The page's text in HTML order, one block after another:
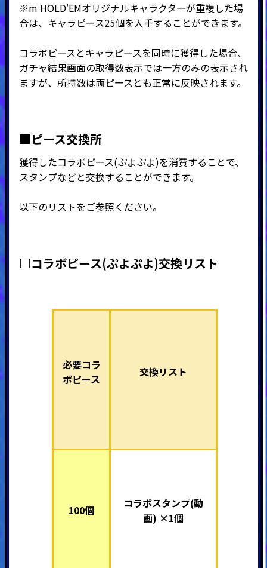
※m HOLD'EMオリジナルキャラクターが重複した場
合は、キャラピース25個を入手することができます。
コラボピースとキャラピースを同時に獲得した場合、
ガチャ結果画面の取得数表示では一方のみの表示され
ますが、所持数は両ピースとも正常に反映されます。
■ピース交換所
獲得したコラボピース(ぷよぷよ)を消費することで、
スタンプなどと交換することができます。
以下のリストをご参照ください。
□コラボピース(ぷよぷよ)交換リスト
必要コラ
ボピース
交換リスト
100個
コラボスタンプ(動
画) ×1個